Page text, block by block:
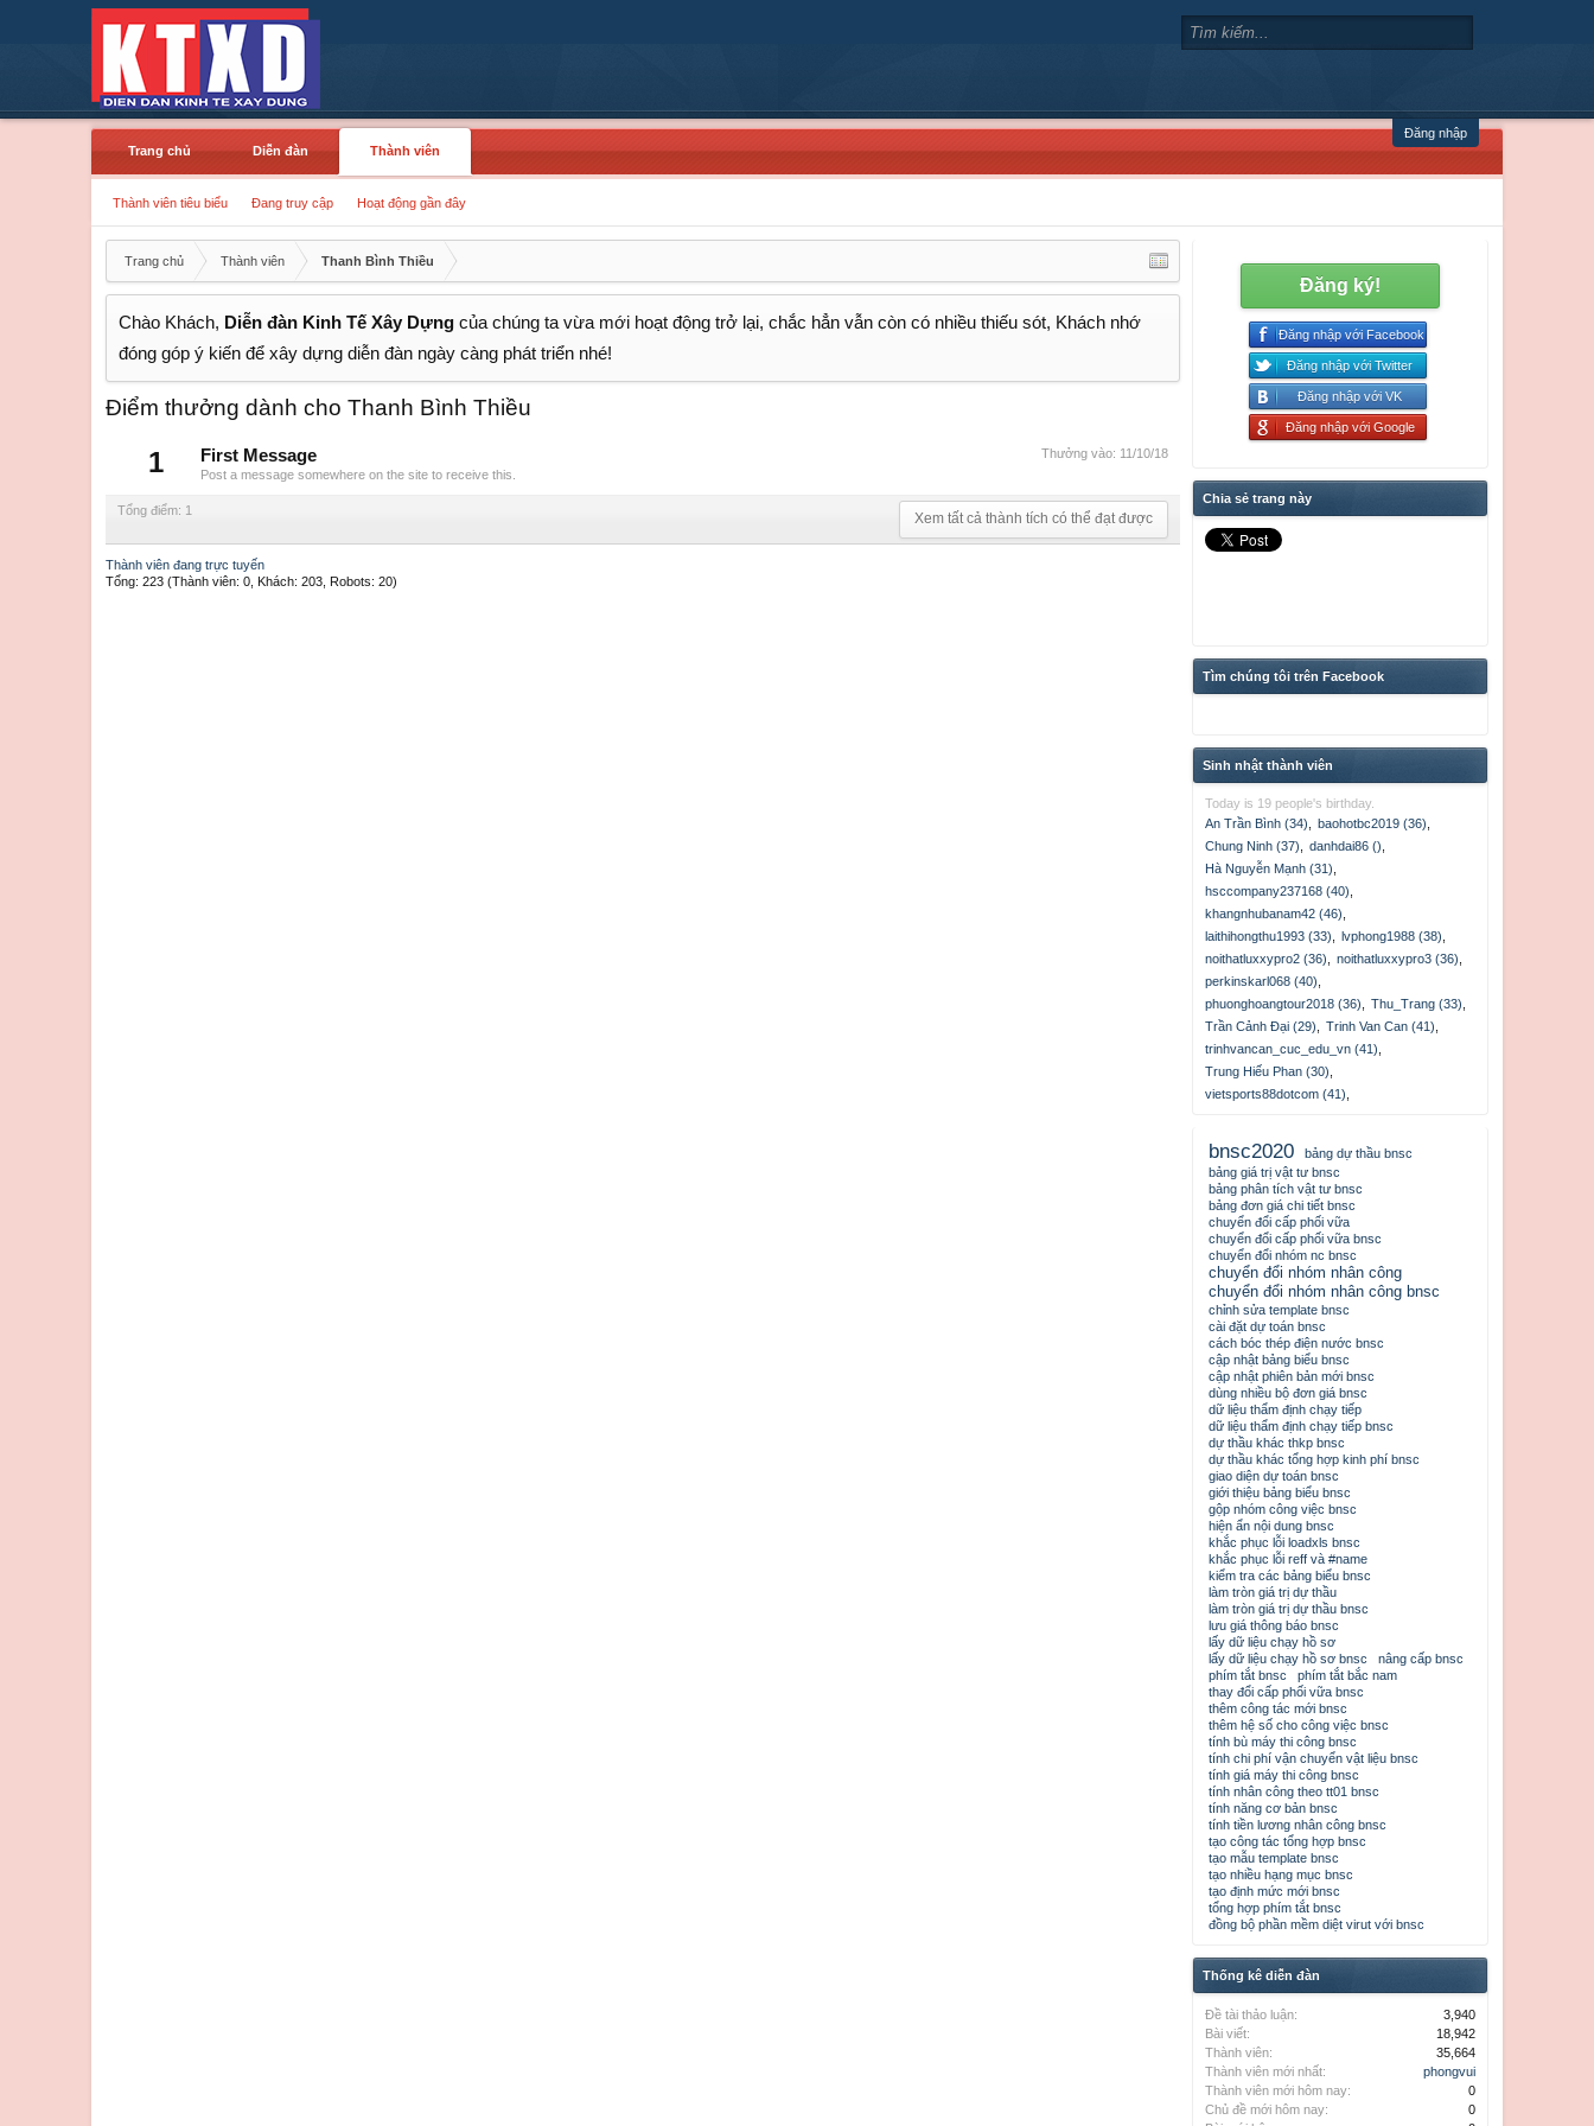
Đăng nhập
Trang chủ
Diễn đàn Thành viên
Thành viên tiêu biểu Đang truy cập Hoạt động gần đây
Trang chủ Thành viên Thanh Bình Thiều
Chào Khách, Diễn đàn Kinh Tế Xây Dựng của chúng ta vừa mới hoạt động trở lại, chắc hẳn vẫn còn có nhiều thiếu sót, Khách nhớ
đóng góp ý kiến để xây dựng diễn đàn ngày càng phát triển nhé!
Điểm thưởng dành cho Thanh Bình Thiều
1 Thưởng vào: 11/10/18
First Message
Post a message somewhere on the site to receive this.
Tổng điểm: 1 Xem tất cả thành tích có thể đạt được
Thành viên đang trực tuyến
Tổng: 223 (Thành viên: 0, Khách: 203, Robots: 20)
Đăng ký!
Đăng nhập với Facebook
Đăng nhập với Twitter
Đăng nhập với VK
Đăng nhập với Google
Chia sẻ trang này
Tìm chúng tôi trên Facebook
Sinh nhật thành viên
Today is 19 people's birthday.
An Trần Bình (34)
baohotbc2019 (36)
Chung Ninh (37)
danhdai86 ()
Hà Nguyễn Mạnh (31)
hsccompany237168 (40)
khangnhubanam42 (46)
laithihongthu1993 (33)
lvphong1988 (38)
noithatluxxypro2 (36)
noithatluxxypro3 (36)
perkinskarl068 (40)
phuonghoangtour2018 (36)
Thu_Trang (33)
Trần Cảnh Đại (29)
Trinh Van Can (41)
trinhvancan_cuc_edu_vn (41)
Trung Hiếu Phan (30)
vietsports88dotcom (41)
bnsc2020
bảng dự thầu bnsc
bảng giá trị vật tư bnsc
bảng phân tích vật tư bnsc
bảng đơn giá chi tiết bnsc
chuyển đổi cấp phối vữa
chuyển đổi cấp phối vữa bnsc
chuyển đổi nhóm nc bnsc
chuyển đổi nhóm nhân công
chuyển đổi nhóm nhân công bnsc
chỉnh sửa template bnsc
cài đặt dự toán bnsc
cách bóc thép điện nước bnsc
cập nhật bảng biểu bnsc
cập nhật phiên bản mới bnsc
dùng nhiều bộ đơn giá bnsc
dữ liệu thẩm định chạy tiếp
dữ liệu thẩm định chạy tiếp bnsc
dự thầu khác thkp bnsc
dự thầu khác tổng hợp kinh phí bnsc
giao diện dự toán bnsc
giới thiệu bảng biểu bnsc
gộp nhóm công việc bnsc
hiện ẩn nội dung bnsc
khắc phục lỗi loadxls bnsc
khắc phục lỗi reff và #name
kiểm tra các bảng biểu bnsc
làm tròn giá trị dự thầu
làm tròn giá trị dự thầu bnsc
lưu giá thông báo bnsc
lấy dữ liệu chạy hồ sơ
lấy dữ liệu chạy hồ sơ bnsc
nâng cấp bnsc
phím tắt bnsc
phím tắt bắc nam
thay đổi cấp phối vữa bnsc
thêm công tác mới bnsc
thêm hệ số cho công việc bnsc
tính bù máy thi công bnsc
tính chi phí vận chuyển vật liệu bnsc
tính giá máy thi công bnsc
tính nhân công theo tt01 bnsc
tính năng cơ bản bnsc
tính tiền lương nhân công bnsc
tạo công tác tổng hợp bnsc
tạo mẫu template bnsc
tạo nhiều hạng mục bnsc
tạo định mức mới bnsc
tổng hợp phím tắt bnsc
đồng bộ phần mềm diệt virut với bnsc
Thống kê diễn đàn
Đề tài thảo luận:
3,940
Bài viết:
18,942
Thành viên:
35,664
Thành viên mới nhất:
phongvui
Thành viên mới hôm nay:
0
Chủ đề mới hôm nay:
0